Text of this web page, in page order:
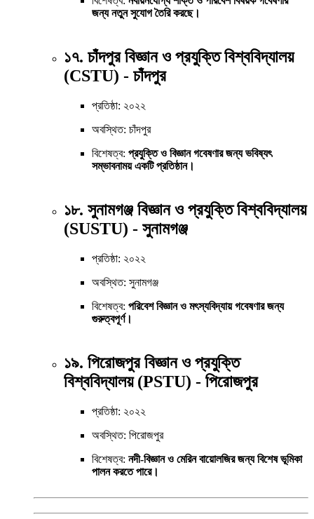
জন্য নতুন সুযোগ তৈরি করছে।
১৭. চাঁদপুর বিজ্ঞান ও প্রযুক্তি বিশ্ববিদ্যালয়
(CSTU) - চাঁদপুর
প্রতিষ্ঠা: ২০২২
অবস্থিত: চাঁদপুর
বিশেষত্ব: প্রযুক্তি ও বিজ্ঞান গবেষণার জন্য ভবিষ্যৎ
সম্ভাবনাময় একটি প্রতিষ্ঠান।
১৮. সুনামগঞ্জ বিজ্ঞান ও প্রযুক্তি বিশ্ববিদ্যালয়
(SUSTU) - সুনামগঞ্জ
প্রতিষ্ঠা: ২০২২
অবস্থিত: সুনামগঞ্জ
বিশেষত্ব: পরিবেশ বিজ্ঞান ও মৎস্যবিদ্যায় গবেষণার জন্য
গুরুত্বপূর্ণ।
১৯. পিরোজপুর বিজ্ঞান ও প্রযুক্তি
বিশ্ববিদ্যালয় (PSTU) - পিরোজপুর
প্রতিষ্ঠা: ২০২২
অবস্থিত: পিরোজপুর
বিশেষত্ব: নদী-বিজ্ঞান ও মেরিন বায়োলজির জন্য বিশেষ ভূমিকা
পালন করতে পারে।